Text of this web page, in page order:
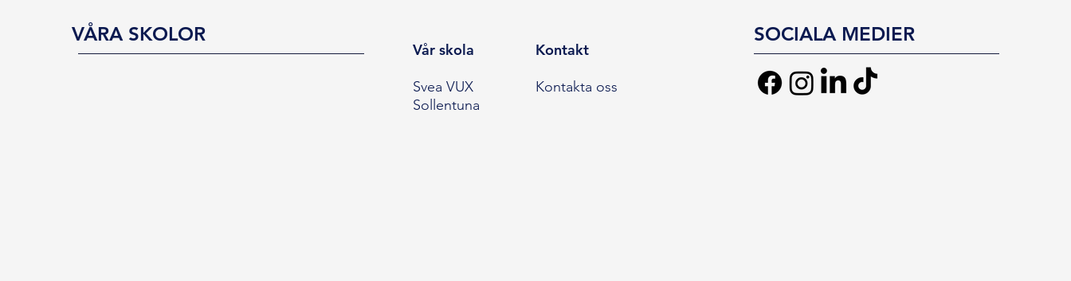
VÅRA SKOLOR
Vår skola
Svea VUX
Sollentuna
Kontakt
Kontakta oss
SOCIALA MEDIER